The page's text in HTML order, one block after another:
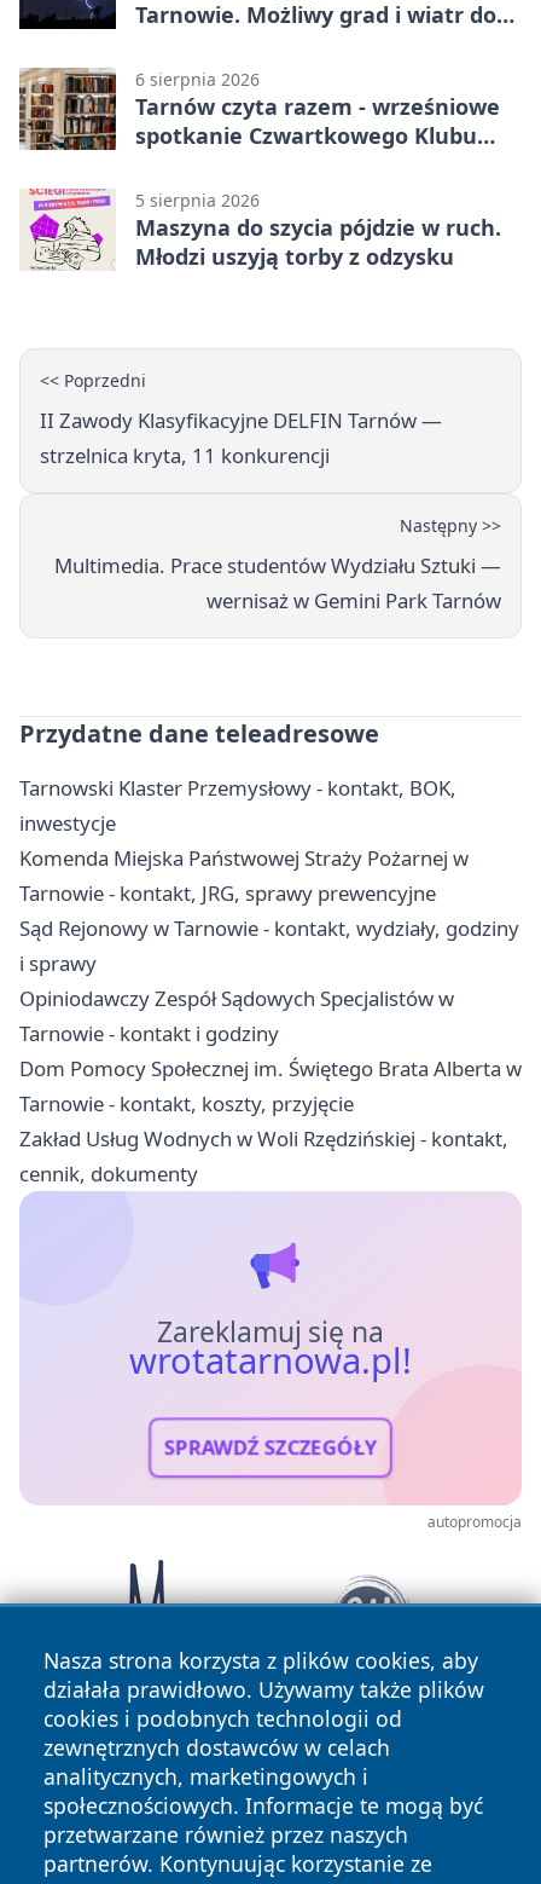
Tarnowie. Możliwy grad i wiatr do
6 sierpnia 2026
Tarnów czyta razem - wrześniowe
spotkanie Czwartkowego Klubu
5 sierpnia 2026
Maszyna do szycia pójdzie w ruch.
Młodzi uszyją torby z odzysku
<< Poprzedni
II Zawody Klasyfikacyjne DELFIN Tarnów —
strzelnica kryta, 11 konkurencji
Następny >>
Multimedia. Prace studentów Wydziału Sztuki —
wernisaż w Gemini Park Tarnów
Przydatne dane teleadresowe
Tarnowski Klaster Przemysłowy - kontakt, BOK,
inwestycje
Komenda Miejska Państwowej Straży Pożarnej w
Tarnowie - kontakt, JRG, sprawy prewencyjne
Sąd Rejonowy w Tarnowie - kontakt, wydziały, godziny
i sprawy
Opiniodawczy Zespół Sądowych Specjalistów w
Tarnowie - kontakt i godziny
Dom Pomocy Społecznej im. Świętego Brata Alberta w
Tarnowie - kontakt, koszty, przyjęcie
Zakład Usług Wodnych w Woli Rzędzińskiej - kontakt,
cennik, dokumenty
Zareklamuj się na
wrotatarnowa.pl!
SPRAWDŹ SZCZEGÓŁY
autopromocja
Nasza strona korzysta z plików cookies, aby
działała prawidłowo. Używamy także plików
cookies i podobnych technologii od
zewnętrznych dostawców w celach
analitycznych, marketingowych i
społecznościowych. Informacje te mogą być
przetwarzane również przez naszych
partnerów. Kontynuując korzystanie ze
Copyright © 2026 wrotatarnowa.pl Wszystkie prawa